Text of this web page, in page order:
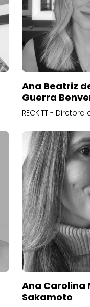
Ana Beatriz
Guerra
RECKITT -
Ana Carolina
Sakamoto